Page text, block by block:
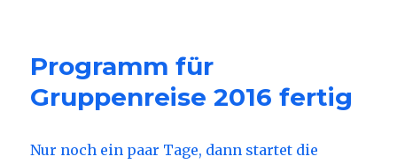
Programm für
Gruppenreise 2016 fertig
Nur noch ein paar Tage, dann startet die